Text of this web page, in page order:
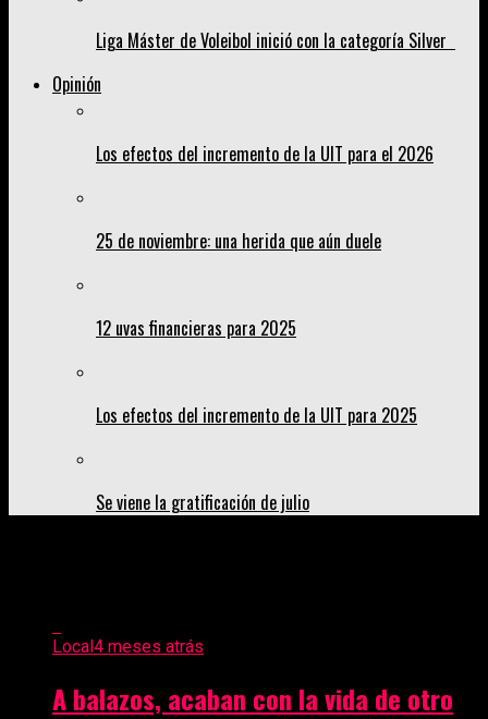
Liga Máster de Voleibol inició con la categoría Silver
Opinión
Los efectos del incremento de la UIT para el 2026
25 de noviembre: una herida que aún duele
12 uvas financieras para 2025
Los efectos del incremento de la UIT para 2025
Se viene la gratificación de julio
Local4 meses atrás
A balazos, acaban con la vida de otro